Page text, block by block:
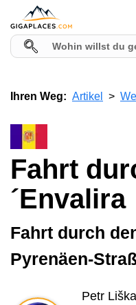
Ihren Weg: Artikel
Fahrt
´Envalira
Fahrt durch
Pyrenäen-
Petr Liška